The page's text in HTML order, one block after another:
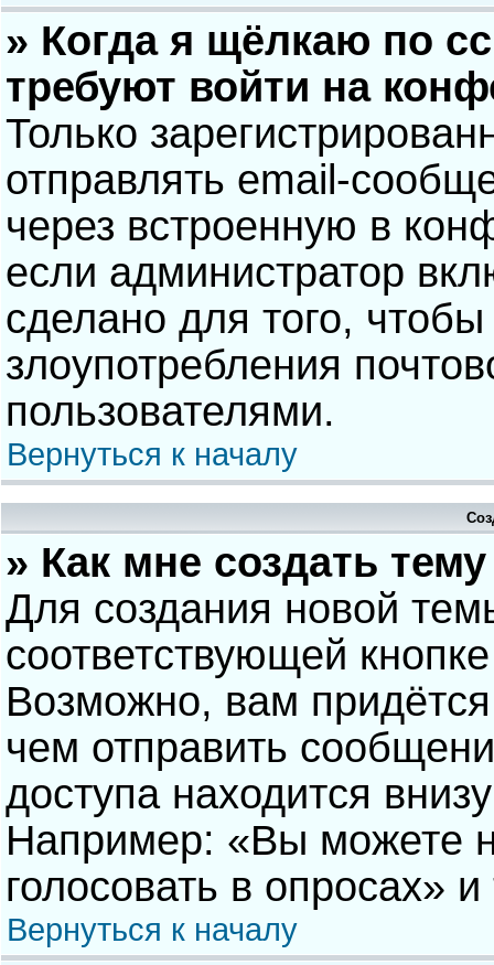
» Когда я щёлкаю по
требуют войти на
Только
отправлять email-
через встроенную в
если администратор
сделано для того, чтобы
злоупотребления
пользователями.
Вернуться к началу
» Как мне создать
Для создания новой
соответствующей
Возможно, вам
чем отправить
доступа находится
Например: «Вы можете
голосовать в опросах» и
Вернуться к началу